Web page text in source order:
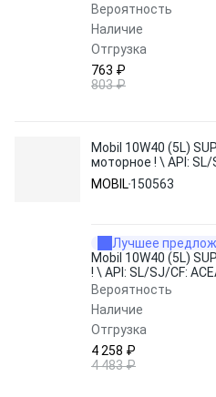
Вероятность
Наличие
Отгрузка
763 ₽
803 ₽
Mobil 10W40 (5L)
моторное ! \ API: SL/
(полусин.)
MOBIL150563
Лучшее
Mobil 10W40 (5L)
! \ API: SL/SJ/CF:
Вероятность
Наличие
Отгрузка
4 258 ₽
4 483 ₽